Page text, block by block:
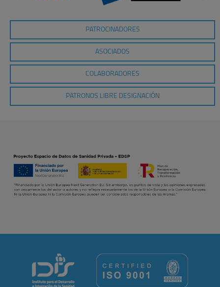
PATROCINADORES
ASOCIADOS
COLABORADORES
PATRONOS LIBRE DESIGNACIÓN